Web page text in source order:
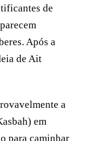
de
Após a
de Ait
a
em
para caminhar